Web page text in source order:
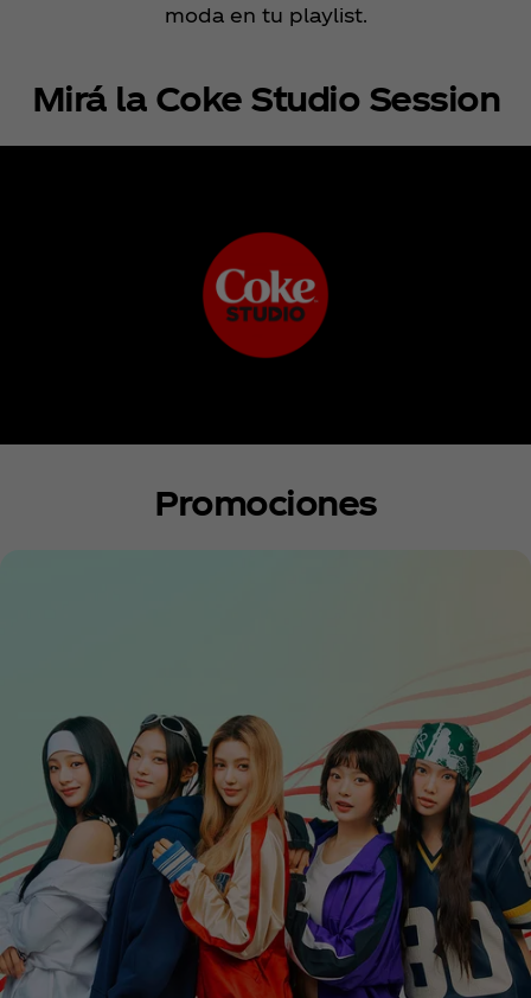
moda en tu playlist.
Mirá la Coke Studio Session
Promociones